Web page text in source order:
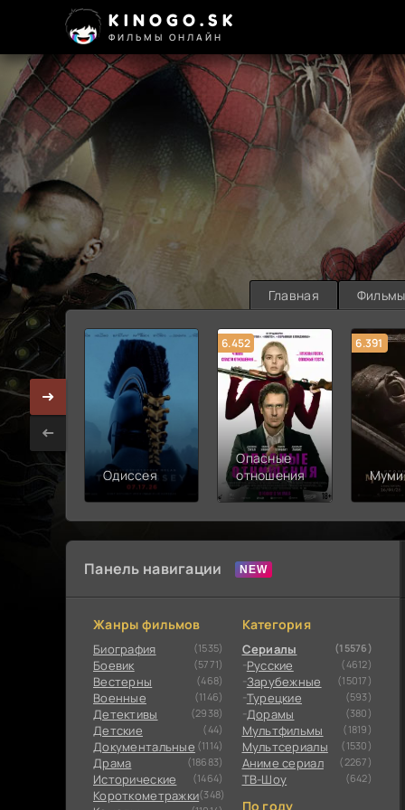
KINOGO.SK
ФИЛЬМЫ ОНЛАЙН
Главная Фильмы
Одиссея
6.452
Опасные
отношения
6.391
Панель навигации
Жанры фильмов
Биография (1535)
Боевик (5771)
Вестерны (468)
Военные (1146)
Детективы (2938)
Детские (44)
Документальные (1114)
Драма (18683)
Исторические (1464)
Короткометражки(348)
Категория
Сериалы (15576)
Русские (4612)
Зарубежные (15017)
Турецкие (593)
Дорамы (380)
Мультфильмы (1819)
Мультсериалы (1530)
Аниме сериал (2267)
ТВ-Шоу (642)
По году